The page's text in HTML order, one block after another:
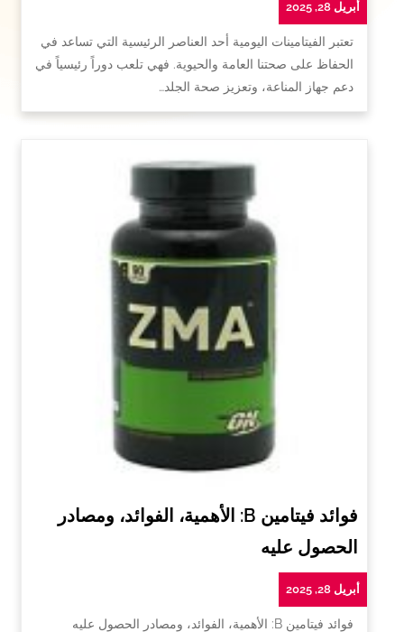
أبريل 28, 2025
تعتبر الفيتامينات اليومية أحد العناصر الرئيسية التي تساعد في
الحفاظ على صحتنا العامة والحيوية. فهي تلعب دوراً رئيسياً في
دعم جهاز المناعة، وتعزيز صحة الجلد…
فوائد فيتامين B: الأهمية، الفوائد، ومصادر
الحصول عليه
أبريل 28, 2025
فوائد فيتامين B: الأهمية، الفوائد، ومصادر الحصول عليه